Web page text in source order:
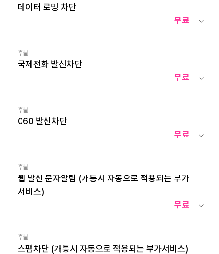
데이터 로밍 차단
무료
후불
국제전화 발신차단
무료
후불
060 발신차단
무료
후불
웹 발신 문자알림 (개통시 자동으로 적용되는 부가
서비스)
무료
후불
스팸차단 (개통시 자동으로 적용되는 부가서비스)